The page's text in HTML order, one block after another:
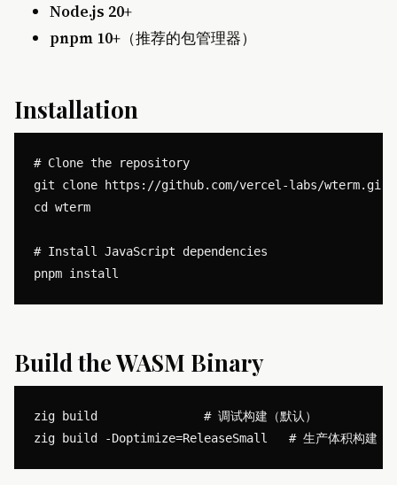
Node.js 20+
pnpm 10+ （推荐的包管理器）
Installation
# Clone the repository
git clone https://github.com/vercel-labs/wterm.git
cd wterm
# Install JavaScript dependencies
Build the WASM Binary
zig build               # 调试构建（默认）